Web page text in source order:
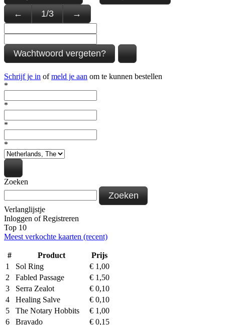
←
1/3 →
Wachtwoord vergeten?
Schrijf je in ofmeld je aan om te kunnen bestellen
*
*
*
*
Zoeken
Zoeken
Verlanglijstje
Inloggen ofRegistreren
Top 10
Meest verkochte kaarten (recent)
# Product
Prijs
1
Sol Ring € 1,00
2
Fabled Passage € 1,50
3
Serra Zealot € 0,10
4
Healing Salve € 0,10
5
The Notary Hobbits € 1,00
6
Bravado € 0,15